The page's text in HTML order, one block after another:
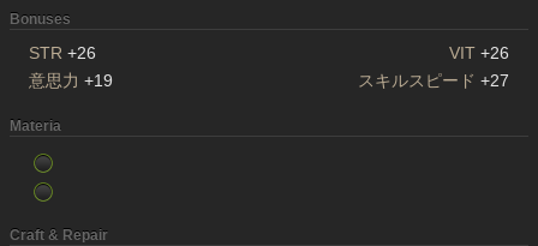
Bonuses
STR +26 VIT +26
意思力 +19 スキルスピード +27
Materia
Craft & Repair